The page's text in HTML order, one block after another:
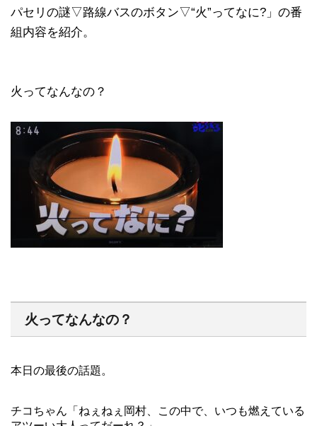
パセリの謎▽路線バスのボタン▽“火”ってなに?」の番
組内容を紹介。
火ってなんなの？
火ってなんなの？
本日の最後の話題。
チコちゃん「ねぇねぇ岡村、この中で、いつも燃えている